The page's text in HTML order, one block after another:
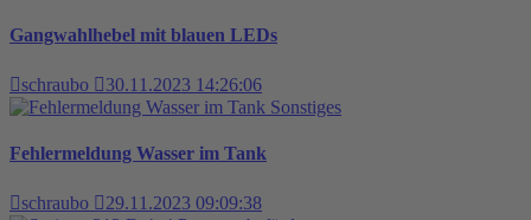
Gangwahlhebel mit blauen LEDs
schraubo
30.11.2023 14:26:06
Sonstiges
Fehlermeldung Wasser im Tank
schraubo
29.11.2023 09:09:38